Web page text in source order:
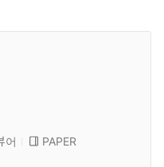
어
PAPER